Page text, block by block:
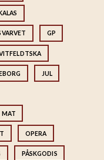
GP
JUL
MAT
OPERA
PÅSKGODIS